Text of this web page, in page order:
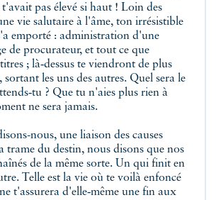
pas élevé si haut ! Loin des
vie salutaire à l'âme, ton irrésistible
emporté : administration d'une
de procurateur, et tout ce que
; là‑dessus te viendront de plus
sortant les uns des autres. Quel sera le
? Que tu n'aies plus rien à
ne sera jamais.
nous, une liaison des causes
trame du destin, nous disons que nos
de la même sorte. Un qui finit en
Telle est la vie où te voilà enfoncé
t'assurera d'elle‑même une fin aux